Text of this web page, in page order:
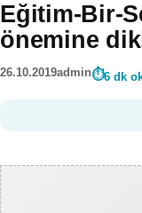
Eğitim-Bir-
önemine
26.10.2019admin 6 dk